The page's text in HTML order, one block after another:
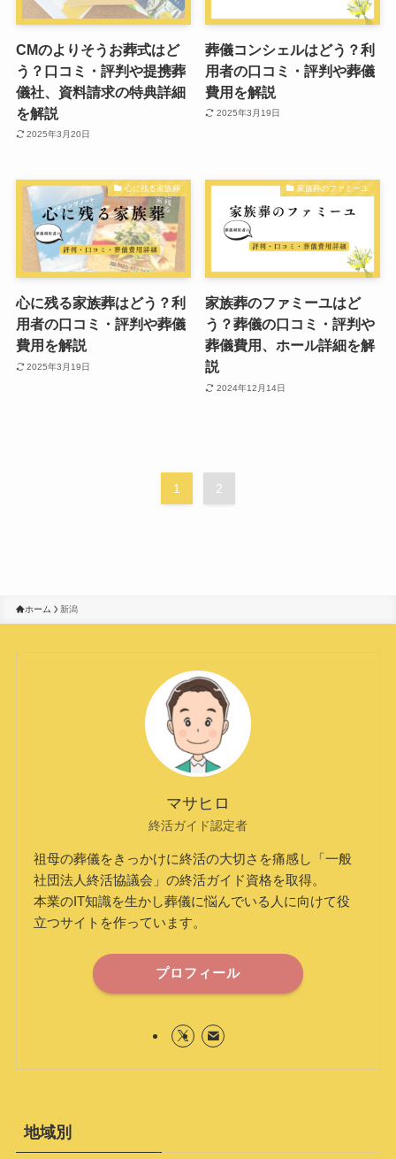
CMのよりそうお葬式はど
う？口コミ・評判や提携葬
儀社、資料請求の特典詳細
を解説
2025年3月20日
葬儀コンシェルはどう？利
用者の口コミ・評判や葬儀
費用を解説
2025年3月19日
心に残る家族葬
心に残る家族葬はどう？利
用者の口コミ・評判や葬儀
費用を解説
2025年3月19日
家族葬のファミーユ
家族葬のファミーユはど
う？葬儀の口コミ・評判や
葬儀費用、ホール詳細を解
説
2024年12月14日
1 2
ホーム 新潟
マサヒロ
終活ガイド認定者
祖母の葬儀をきっかけに終活の大切さを痛感し「一般
社団法人終活協議会」の終活ガイド資格を取得。
本業のIT知識を生かし葬儀に悩んでいる人に向けて役
立つサイトを作っています。
プロフィール
地域別